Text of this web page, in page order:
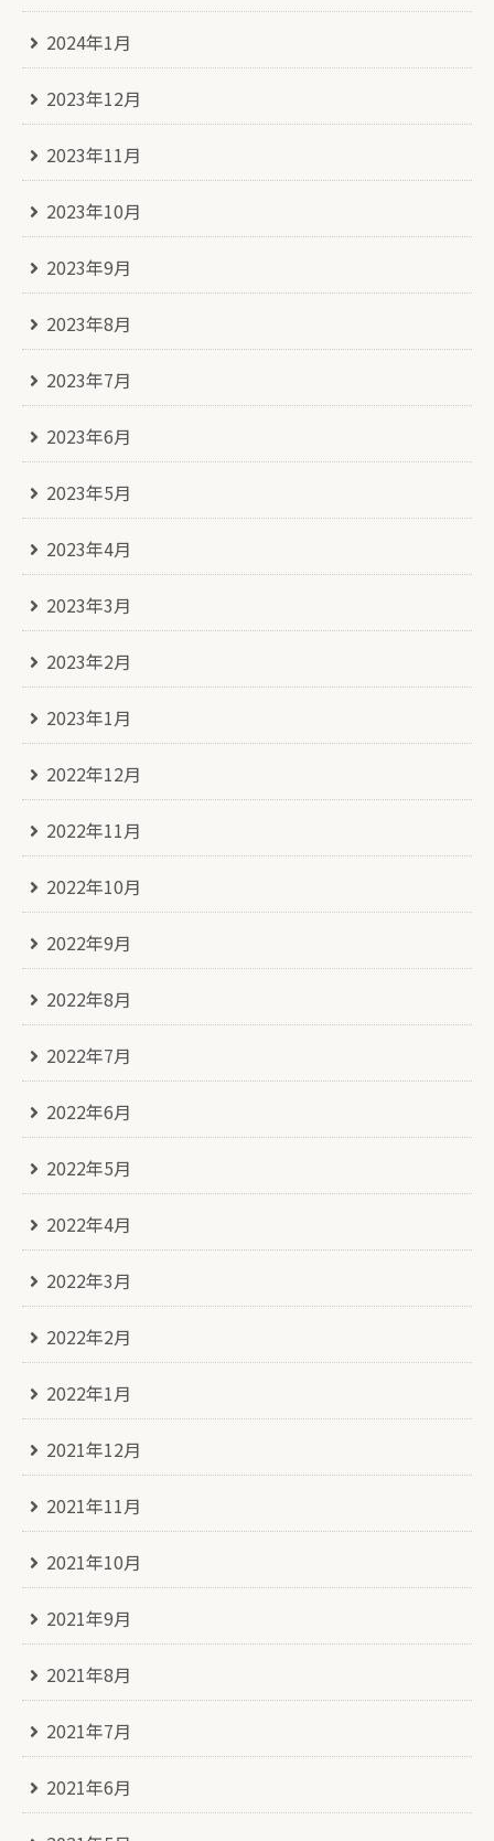
2024年1月
2023年12月
2023年11月
2023年10月
2023年9月
2023年8月
2023年7月
2023年6月
2023年5月
2023年4月
2023年3月
2023年2月
2023年1月
2022年12月
2022年11月
2022年10月
2022年9月
2022年8月
2022年7月
2022年6月
2022年5月
2022年4月
2022年3月
2022年2月
2022年1月
2021年12月
2021年11月
2021年10月
2021年9月
2021年8月
2021年7月
2021年6月